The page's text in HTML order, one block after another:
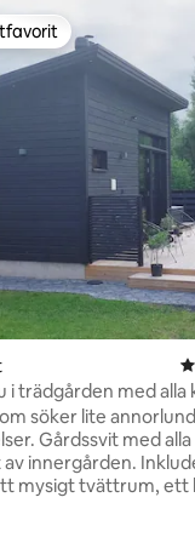
betyg, 164
gästfavorit
i trädgården med alla
söker lite
kryddor i
innergården.
mysigt tvättrum, ett